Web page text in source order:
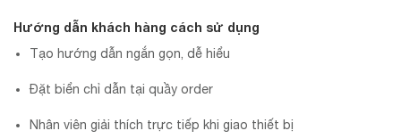
Hướng dẫn khách hàng cách sử dụng
Tạo hướng dẫn ngắn gọn, dễ hiểu
Đặt biển chỉ dẫn tại quầy order
Nhân viên giải thích trực tiếp khi giao thiết bị